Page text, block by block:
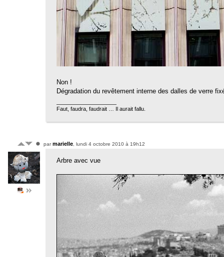
Non !
Dégradation du revêtement interne des dalles de verre
Faut, faudra, faudrait … Il aurait fallu.
parmarielle , lundi 4 octobre 2010 à 19h12
Arbre avec vue